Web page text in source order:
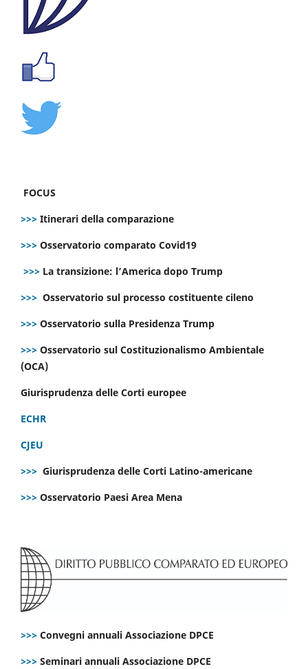
FOCUS
>>> Itinerari della comparazione
>>> Osservatorio comparato Covid19
>>> La transizione: l’America dopo Trump
>>> Osservatorio sul processo costituente cileno
>>> Osservatorio sulla Presidenza Trump
>>> Osservatorio sul Costituzionalismo Ambientale
(OCA)
Giurisprudenza delle Corti europee
ECHR
CJEU
>>> Giurisprudenza delle Corti Latino-americane
>>> Osservatorio Paesi Area Mena
>>> Convegni annuali Associazione DPCE
>>> Seminari annuali Associazione DPCE